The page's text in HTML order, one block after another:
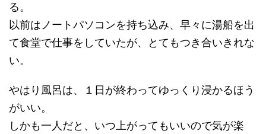
る。
以前はノートパソコンを持ち込み、早々に湯船を出
て食堂で仕事をしていたが、とてもつき合いきれな
い。
やはり風呂は、１日が終わってゆっくり浸かるほう
がいい。
しかも一人だと、いつ上がってもいいので気が楽